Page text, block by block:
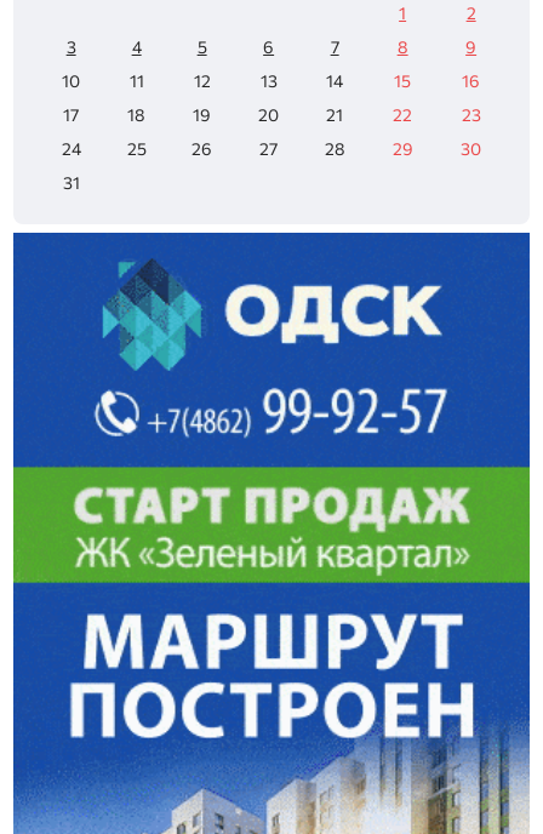
1
2
3
4 5 6 7 8
9
10
11 12 13 14 15
16
17
18 19 20 21 22
23
24
25 26 27 28 29
30
31